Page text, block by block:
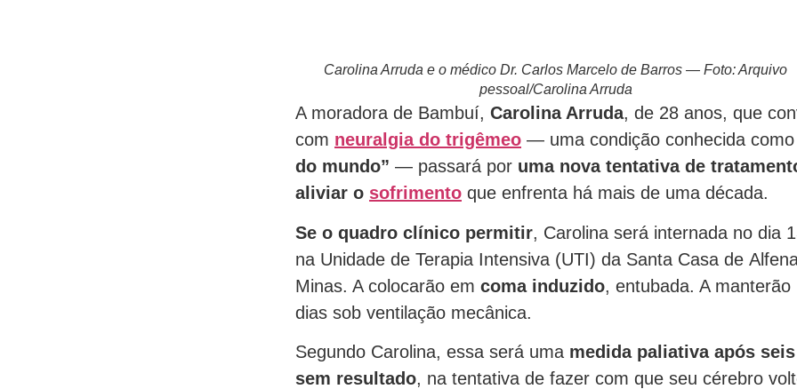
Carolina Arruda e o médico Dr. Carlos Marcelo de Barros — Foto: Arquivo
pessoal/Carolina Arruda
A moradora de Bambuí, Carolina Arruda, de 28 anos, que
com neuralgia do trigêmeo — uma condição conhecida
do mundo” — passará por uma nova tentativa de
aliviar o sofrimento que enfrenta há mais de uma década.
Se o quadro clínico permitir, Carolina será internada no dia
na Unidade de Terapia Intensiva (UTI) da Santa Casa de
Minas. A colocarão em coma induzido, entubada. A
dias sob ventilação mecânica.
Segundo Carolina, essa será uma medida paliativa após
sem resultado, na tentativa de fazer com que seu cérebro